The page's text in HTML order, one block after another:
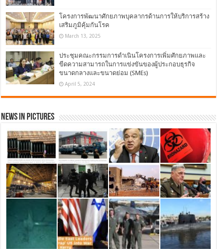
โครงการพัฒนาศักยภาพบุคลากรด้านการให้บริการสร้าง
เสริมภูมิคุ้มกันโรค
March 13, 2025
ประชุมคณะกรรมการดำเนินโครงการเพิ่มศักยภาพและ
ขีดความสามารถในการแข่งขันของผู้ประกอบธุรกิจ
ขนาดกลางและขนาดย่อม (SMEs)
April 5, 2024
News in Pictures